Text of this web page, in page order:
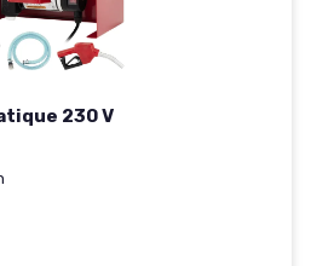
230 V